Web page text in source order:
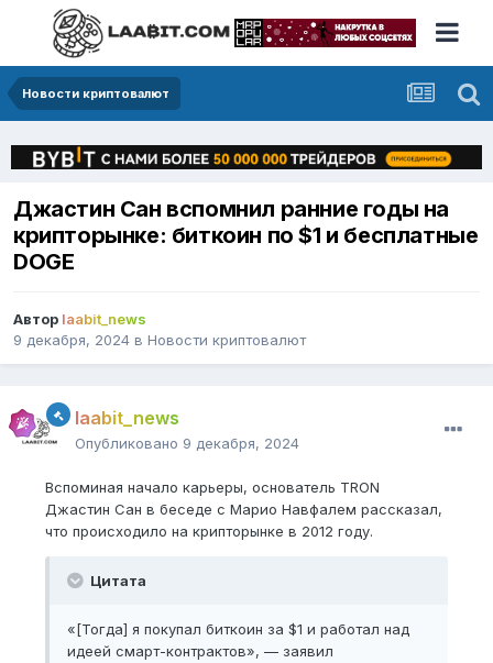
Новости криптовалют
Джастин Сан вспомнил ранние годы на
крипторынке: биткоин по $1 и бесплатные
DOGE
Автор laabit_news
9 декабря, 2024 в Новости криптовалют
laabit_news
Опубликовано 9 декабря, 2024
Вспоминая начало карьеры, основатель TRON
Джастин Сан в беседе с Марио Навфалем рассказал,
что происходило на крипторынке в 2012 году.
Цитата
«[Тогда] я покупал биткоин за $1 и работал над
идеей смарт-контрактов», — заявил